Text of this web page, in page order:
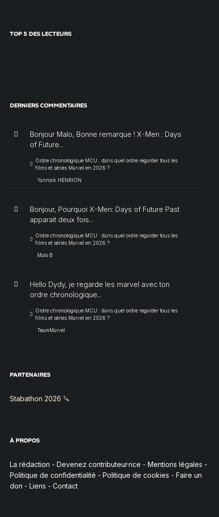
TOP 5 DES LECTEURS
DERNIERS COMMENTAIRES
Bonjour Malo, Bonne remarque ! X-Men : Days
of Future...
Ordre chronologique MCU : dans quel ordre regarder tous les
films et séries Marvel en 2026 ?
Yannick HENRION
Bonjour, Pourquoi X-Men: Days of Future Past
apparait deux fois...
Ordre chronologique MCU : dans quel ordre regarder tous les
films et séries Marvel en 2026 ?
Malo B
Hello Dydy, je regarde les marvel avec ton
ordre chronologique...
Ordre chronologique MCU : dans quel ordre regarder tous les
films et séries Marvel en 2026 ?
TeamMarvel
PARTENAIRES
Stabathon 2026 🔪
À PROPOS
La rédaction - Devenez contributeur·rice - Mentions légales -
Politique de confidentialité - Politique de cookies - Faire un
don - Liens - Contact